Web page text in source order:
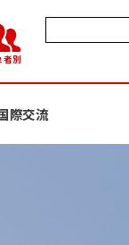
者別
際交流